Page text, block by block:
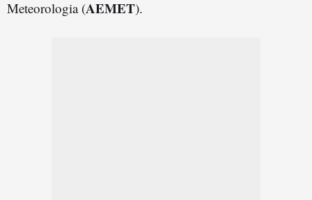
Meteorologia (AEMET).